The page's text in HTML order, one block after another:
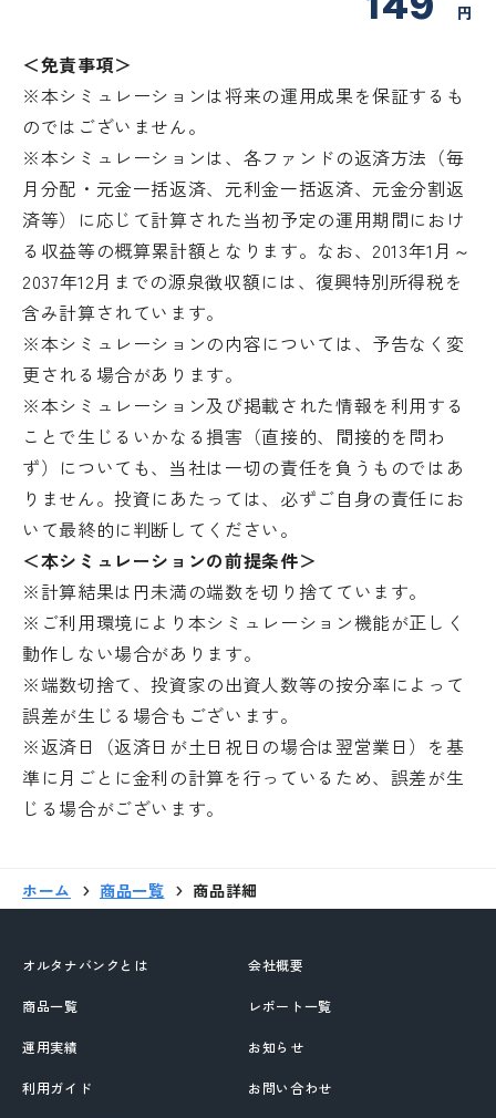
円
＜免責事項＞
※本シミュレーションは将来の運用成果を保証するも
のではございません。
※本シミュレーションは、各ファンドの返済方法（毎
月分配・元金一括返済、元利金一括返済、元金分割返
済等）に応じて計算された当初予定の運用期間におけ
る収益等の概算累計額となります。なお、2013年1月～
2037年12月までの源泉徴収額には、復興特別所得税を
含み計算されています。
※本シミュレーションの内容については、予告なく変
更される場合があります。
※本シミュレーション及び掲載された情報を利用する
ことで生じるいかなる損害（直接的、間接的を問わ
ず）についても、当社は一切の責任を負うものではあ
りません。投資にあたっては、必ずご自身の責任にお
いて最終的に判断してください。
＜本シミュレーションの前提条件＞
※計算結果は円未満の端数を切り捨てています。
※ご利用環境により本シミュレーション機能が正しく
動作しない場合があります。
※端数切捨て、投資家の出資人数等の按分率によって
誤差が生じる場合もございます。
※返済日（返済日が土日祝日の場合は翌営業日）を基
準に月ごとに金利の計算を行っているため、誤差が生
じる場合がございます。
ホーム 商品一覧 商品詳細
オルタナバンクとは
商品一覧
運用実績
利用ガイド
会社概要
レポート一覧
お知らせ
お問い合わせ